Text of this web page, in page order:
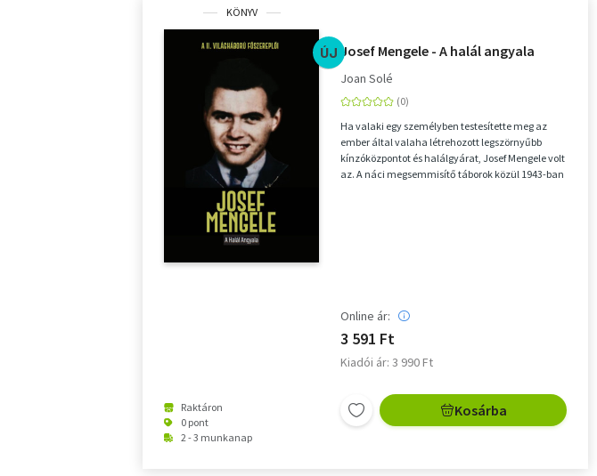
KÖNYV
ÚJ
Raktáron
0 pont
2 - 3 munkanap
Josef Mengele - A halál angyala
Joan Solé
Ha valaki egy személyben testesítette meg az
ember által valaha létrehozott legszörnyűbb
kínzóközpontot és halálgyárat, Josef Mengele volt
az. A náci megsemmisítő táborok közül 1943-ban
Online ár:
3 591 Ft
Kiadói ár: 3 990 Ft
Kosárba